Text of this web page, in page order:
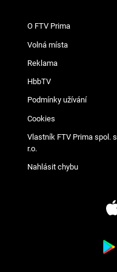
O FTV Prima
Volná místa
Reklama
HbbTV
Podmínky užívání
Cookies
Vlastník FTV Prima spol. s
r.o.
Nahlásit chybu